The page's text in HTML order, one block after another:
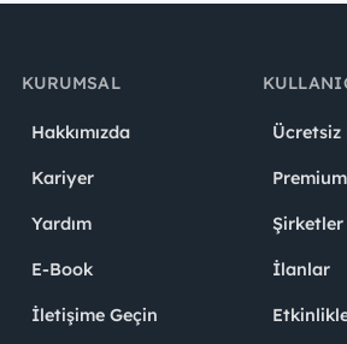
KURUMSAL
Hakkımızda
Kariyer
Yardım
E-Book
İletişime Geçin
Ücretsiz
Şirketler
İlanlar